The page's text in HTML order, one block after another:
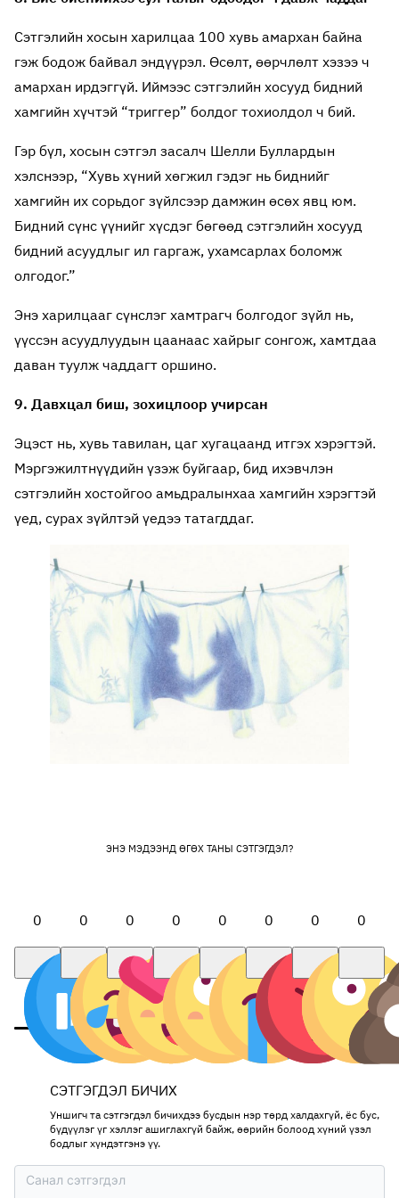
Сэтгэлийн хосын харилцаа 100 хувь амархан байна
гэж бодож байвал эндүүрэл. Өсөлт, өөрчлөлт хэзээ ч
амархан ирдэггүй. Иймээс сэтгэлийн хосууд бидний
хамгийн хүчтэй “триггер” болдог тохиолдол ч бий.
Гэр бүл, хосын сэтгэл засалч Шелли Буллардын
хэлснээр, “Хувь хүний хөгжил гэдэг нь биднийг
хамгийн их сорьдог зүйлсээр дамжин өсөх явц юм.
Бидний сүнс үүнийг хүсдэг бөгөөд сэтгэлийн хосууд
бидний асуудлыг ил гаргаж, ухамсарлах боломж
олгодог.”
Энэ харилцааг сүнслэг хамтрагч болгодог зүйл нь,
үүссэн асуудлуудын цаанаас хайрыг сонгож, хамтдаа
даван туулж чаддагт оршино.
9. Давхцал биш, зохицлоор учирсан
Эцэст нь, хувь тавилан, цаг хугацаанд итгэх хэрэгтэй.
Мэргэжилтнүүдийн үзэж буйгаар, бид ихэвчлэн
сэтгэлийн хостойгоо амьдралынхаа хамгийн хэрэгтэй
үед, сурах зүйлтэй үедээ татагддаг.
ЭНЭ МЭДЭЭНД ӨГӨХ ТАНЫ СЭТГЭГДЭЛ?
0 0 0 0 0 0 0 0
СЭТГЭГДЭЛ БИЧИХ
Уншигч та сэтгэгдэл бичихдээ бусдын нэр төрд халдахгүй, ёс бус,
бүдүүлэг үг хэллэг ашиглахгүй байж, өөрийн болоод хүний үзэл
бодлыг хүндэтгэнэ үү.